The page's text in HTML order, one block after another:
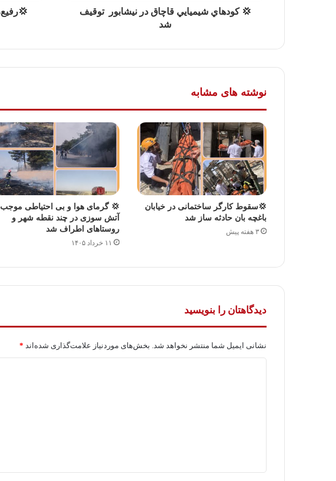
💢 کودهاي شيميايي قاچاق در نیشابور توقيف
شد
نوشته های مشابه
💢سقوط کارگر ساختمانی در خیابان
باغچه بان حادثه ساز شد
۳ هفته پیش
💢 گرمای هوا و بی احتیاطی موجب
آتش سوزی در چند نقطه شهر و
روستاهای اطراف شد
۱۱ خرداد ۱۴۰۵
دیدگاهتان را بنویسید
نشانی ایمیل شما منتشر نخواهد شد. بخش‌های موردنیاز علامت‌گذاری شده‌اند *
*